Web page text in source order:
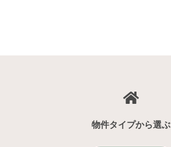
物件タイプから選ぶ